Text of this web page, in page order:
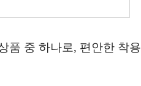
품 중 하나로, 편안한 착용